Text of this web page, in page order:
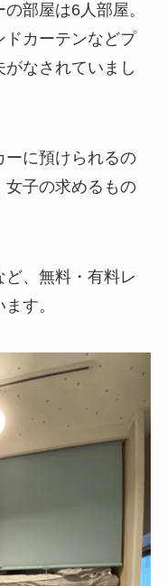
部屋は6人部屋。
ドカーテンなどプ
なされていまし
ーに預けられるの
子の求めるもの
、無料・有料レ
す。